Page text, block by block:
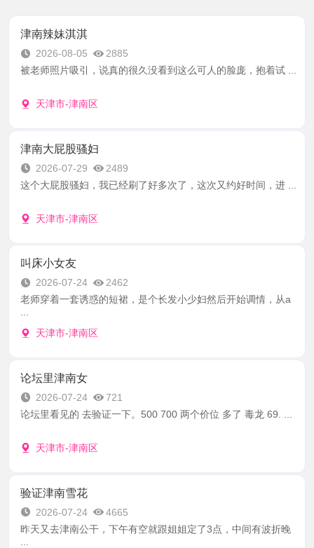
津南辣妹淇淇
2026-08-05
2885
被老师照片吸引，说真的很久没看到这么可人的脸庞，抱着试 ...
天津市-津南区
津南大屁股骚妇
2026-07-29
2489
这个大屁股骚妇，我已经刷了好多次了，这次又约好时间，进 ...
天津市-津南区
叫床小女友
2026-07-24
2462
老师穿着一套诱惑的短裙，是个长发小少妇然后开始调情，从a
...
天津市-津南区
论坛里津南女
2026-07-24
721
论坛里看见的 去验证一下。500 700 两个价位 多了 毒龙 69. ...
天津市-津南区
验证津南雪花
2026-07-24
4665
昨天又去津南公干，下午有空就跟姐姐定了3点，中间有波折晚